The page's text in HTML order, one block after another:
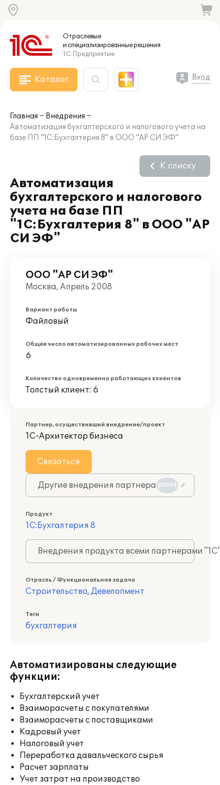
Отраслевые
и специализированныерешения
1С:Предприятие
Каталог Вход
Главная
Внедрения
Автоматизация бухгалтерского и налогового учета на
базе ПП "1С:Бухгалтерия 8" в ООО "АР СИ ЭФ"
Автоматизация
бухгалтерского и налогового
учета на базе ПП
"1С:Бухгалтерия 8" в ООО "АР
СИ ЭФ"
К списку
ООО "АР СИ ЭФ"
Москва, Апрель 2008
Вариант работы
Файловый
Общее число автоматизированных рабочих мест
6
Количество одновременно работающих клиентов
Толстый клиент: 6
Партнер, осуществивший внедрение/проект
1С-Архитектор бизнеса
Связаться
Другие внедрения партнера 20093
Продукт
1С:Бухгалтерия 8
Внедрения продукта всеми партнерами
Отрасль / Функциональная задача
Строительство, Девелопмент
Теги
бухгалтерия
Автоматизированы следующие
функции:
Бухгалтерский учет
Взаиморасчеты с покупателями
Взаиморасчеты с поставщиками
Кадровый учет
Налоговый учет
Переработка давальческого сырья
Расчет зарплаты
Учет затрат на производство